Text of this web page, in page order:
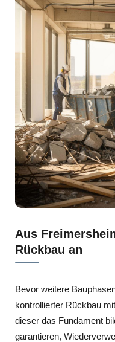
Aus
Rückbau an
Bevor weitere
kontrollierter Rückbau
dieser das Fundament
garantieren,